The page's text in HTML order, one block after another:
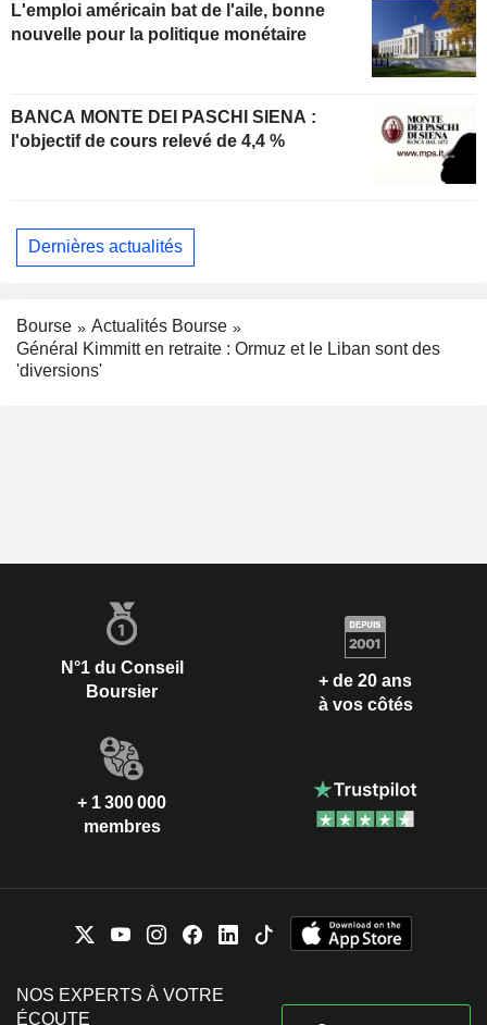
L'emploi américain bat de l'aile, bonne
nouvelle pour la politique monétaire
BANCA MONTE DEI PASCHI SIENA :
l'objectif de cours relevé de 4,4 %
Dernières actualités
Bourse
Actualités Bourse
Général Kimmitt en retraite : Ormuz et le Liban sont des
'diversions'
N°1 du Conseil
Boursier
+ de 20 ans
à vos côtés
+ 1 300 000
membres
NOS EXPERTS À VOTRE
ÉCOUTE